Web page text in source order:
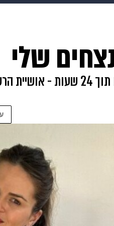
שלי
איך לקלף שום במהירות, לא להזיל דמעות בגלל בצל, לנקות מסילה בקלות ולהיפטר מכתמי שמן בבגדים תוך